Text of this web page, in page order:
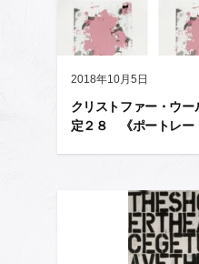
2018年10月5日
クリストファー・ウ
定２８ 《ポートレー